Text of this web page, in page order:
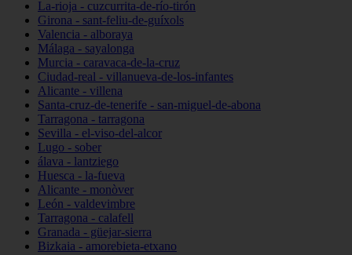
La-rioja - cuzcurrita-de-río-tirón
Girona - sant-feliu-de-guíxols
Valencia - alboraya
Málaga - sayalonga
Murcia - caravaca-de-la-cruz
Ciudad-real - villanueva-de-los-infantes
Alicante - villena
Santa-cruz-de-tenerife - san-miguel-de-abona
Tarragona - tarragona
Sevilla - el-viso-del-alcor
Lugo - sober
álava - lantziego
Huesca - la-fueva
Alicante - monòver
León - valdevimbre
Tarragona - calafell
Granada - güejar-sierra
Bizkaia - amorebieta-etxano